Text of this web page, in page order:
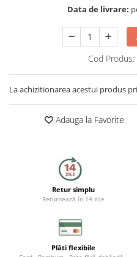
Ingrijire personala
Placi de indreptat parul
Perii de par electrice
Aparate de tuns & ras
Cantare corporale
Mobilier pentru baie
Data de livrare:
Cod Produs:
La achizitionarea acestui produs
Adauga la Favorite
Retur simplu
Returnează în 14 zile
Plăti flexibile